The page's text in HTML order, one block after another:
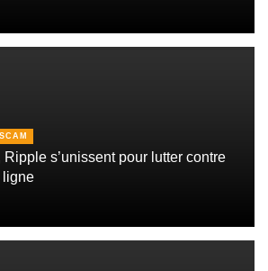
s’unissent pour lutter contre
ligne